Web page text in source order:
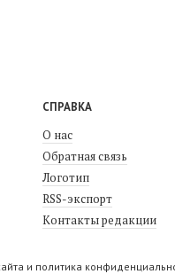
СПРАВКА
О нас
Обратная связь
Логотип
RSS-экспорт
Контакты редакции
и политика